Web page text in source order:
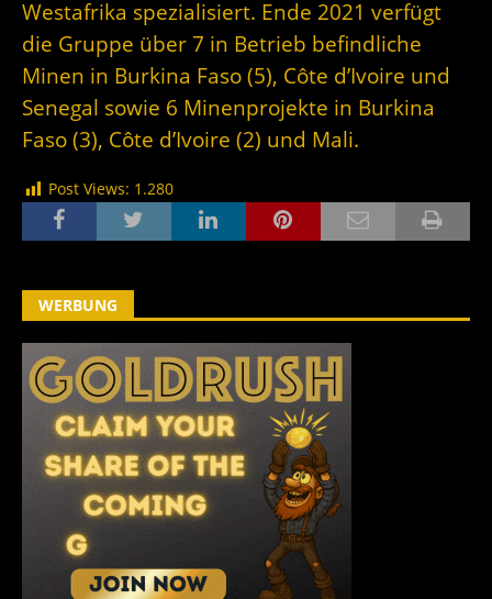
Westafrika spezialisiert. Ende 2021 verfügt
die Gruppe über 7 in Betrieb befindliche
Minen in Burkina Faso (5), Côte d’Ivoire und
Senegal sowie 6 Minenprojekte in Burkina
Faso (3), Côte d’Ivoire (2) und Mali.
Post Views: 1.280
WERBUNG